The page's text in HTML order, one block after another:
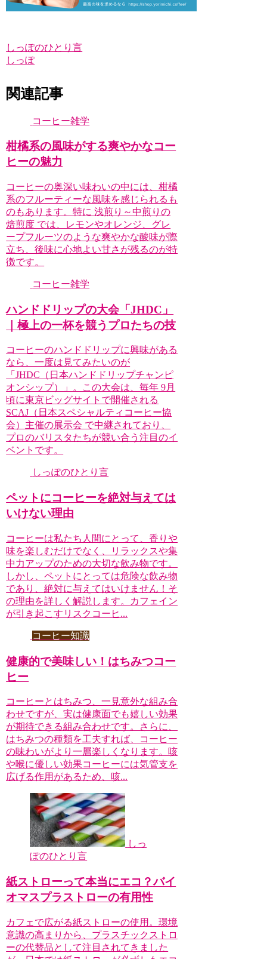
しっぽのひとり言
しっぽ
関連記事
コーヒー雑学
柑橘系の風味がする爽やかなコー
ヒーの魅力
コーヒーの奥深い味わいの中には、柑橘
系のフルーティーな風味を感じられるも
のもあります。特に 浅煎り～中煎りの
焙煎度 では、レモンやオレンジ、グレ
ープフルーツのような爽やかな酸味が際
立ち、後味に心地よい甘さが残るのが特
徴です。
コーヒー雑学
ハンドドリップの大会「JHDC」
｜極上の一杯を競うプロたちの技
コーヒーのハンドドリップに興味がある
なら、一度は見てみたいのが
「JHDC（日本ハンドドリップチャンピ
オンシップ）」。この大会は、毎年 9月
頃に東京ビッグサイトで開催される
SCAJ（日本スペシャルティコーヒー協
会）主催の展示会 で中継されており、
プロのバリスタたちが競い合う注目のイ
ベントです。
しっぽのひとり言
ペットにコーヒーを絶対与えては
いけない理由
コーヒーは私たち人間にとって、香りや
味を楽しむだけでなく、リラックスや集
中力アップのための大切な飲み物です。
しかし、ペットにとっては危険な飲み物
であり、絶対に与えてはいけません！そ
の理由を詳しく解説します。カフェイン
が引き起こすリスクコーヒ...
コーヒー知識
健康的で美味しい！はちみつコー
ヒー
コーヒーとはちみつ、一見意外な組み合
わせですが、実は健康面でも嬉しい効果
が期待できる組み合わせです。さらに、
はちみつの種類を工夫すれば、コーヒー
の味わいがより一層楽しくなります。咳
や喉に優しい効果コーヒーには気管支を
広げる作用があるため、咳...
しっ
ぽのひとり言
紙ストローって本当にエコ？バイ
オマスプラストローの有用性
カフェで広がる紙ストローの使用。環境
意識の高まりから、プラスチックストロ
ーの代替品として注目されてきました